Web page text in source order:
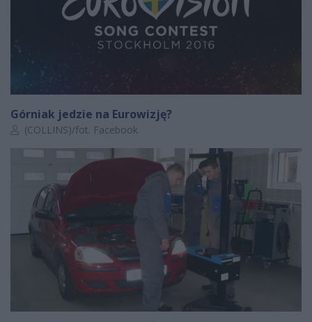
Górniak jedzie na Eurowizję?
Autor artykułu:
(COLLINS)/fot. Facebook